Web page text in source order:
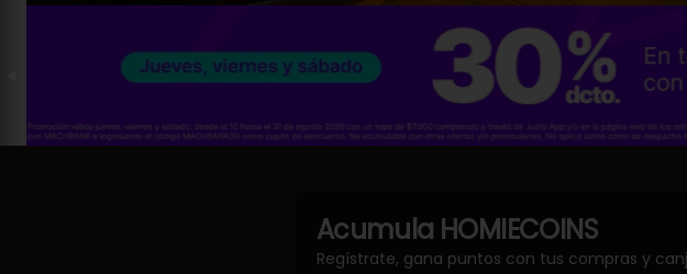
Acumula HOMIECOINS
Regístrate, gana puntos con tus compras y